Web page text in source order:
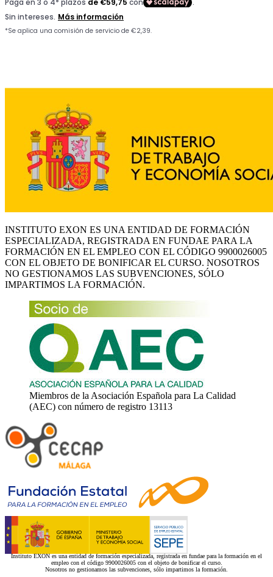
INSTITUTO EXON ES UNA ENTIDAD DE FORMACIÓN
ESPECIALIZADA, REGISTRADA EN FUNDAE PARA LA
FORMACIÓN EN EL EMPLEO CON EL CÓDIGO 9900026005
CON EL OBJETO DE BONIFICAR EL CURSO. NOSOTROS
NO GESTIONAMOS LAS SUBVENCIONES, SÓLO
IMPARTIMOS LA FORMACIÓN.
Miembros de la Asociación Española para La Calidad
(AEC) con número de registro 13113
Instituto EXON es una entidad de formación especializada, registrada en fundae para la formación en el
empleo con el código 9900026005 con el objeto de bonificar el curso.
Nosotros no gestionamos las subvenciones, sólo impartimos la formación.